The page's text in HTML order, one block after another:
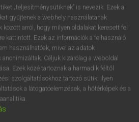
„teljesítménysütiknek” is nevezik. Ezek a
gyűjtenek a webhely használatának
között arról, hogy milyen oldalakat keresett fel
kattintott. Ezek az információk a felhasználó
használhatóak, mivel az adatok
Céljuk kizárólag a weboldal
Ezek közé tartoznak a harmadik féltől
szolgáltatásokhoz tartozó sütik; ilyen
a látogatóelemzések, a hőtérképek és a
, . - AltGr